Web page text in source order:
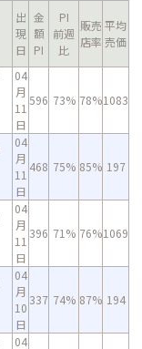
出
現
日
金
額
PI
PI
前週
比
販売
店率
平均
売価
04
月
11
日
596 73% 78%1083
04
月
11
日
468 75% 85% 197
04
月
11
日
396 71% 76%1069
04
月
10
日
337 74% 87% 194
04